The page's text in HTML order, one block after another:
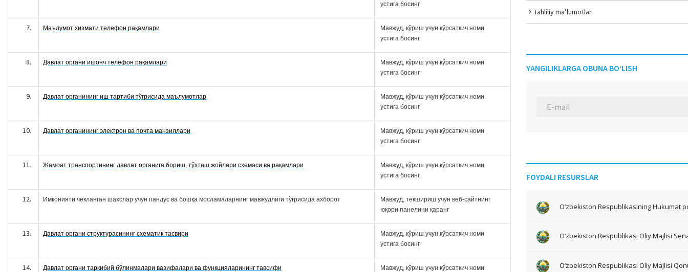
устига босинг
Маълумот хизмати телефон рақамлари
Мавжуд, кўриш учун кўрсаткич номи
устига босинг
Давлат органи ишонч телефон рақамлари
Мавжуд, кўриш учун кўрсаткич номи
устига босинг
Давлат органининг иш тартиби тўғрисида маълумотлар
Мавжуд, кўриш учун кўрсаткич номи
устига босинг
Давлат органининг электрон ва почта манзиллари
Мавжуд, кўриш учун кўрсаткич номи
устига босинг
Жамоат транспортининг давлат органига бориш, тўхташ жойлари схемаси ва рақамлари
Мавжуд, кўриш учун кўрсаткич номи
устига босинг
Имконияти чекланган шахслар учун пандус ва бошқа мосламаларнинг мавжудлиги тўғрисида ахборот
Мавжуд, текшириш учун веб-сайтнинг
юқори панелини қаранг
Давлат органи структурасининг схематик тасвири
Мавжуд, кўриш учун кўрсаткич номи
устига босинг
Давлат органи таркибий бўлинмалари вазифалари ва функцияларининг тавсифи
Мавжуд, кўриш учун кўрсаткич номи
Tahliliy ma’lumotlar
YANGILIKLARGA OBUNA BO‘LISH
FOYDALI RESURSLAR
O‘zbekiston Respublikasining Hukumat
O‘zbekiston Respublikasi Oliy Majlisi
O‘zbekiston Respublikasi Oliy Majlisi